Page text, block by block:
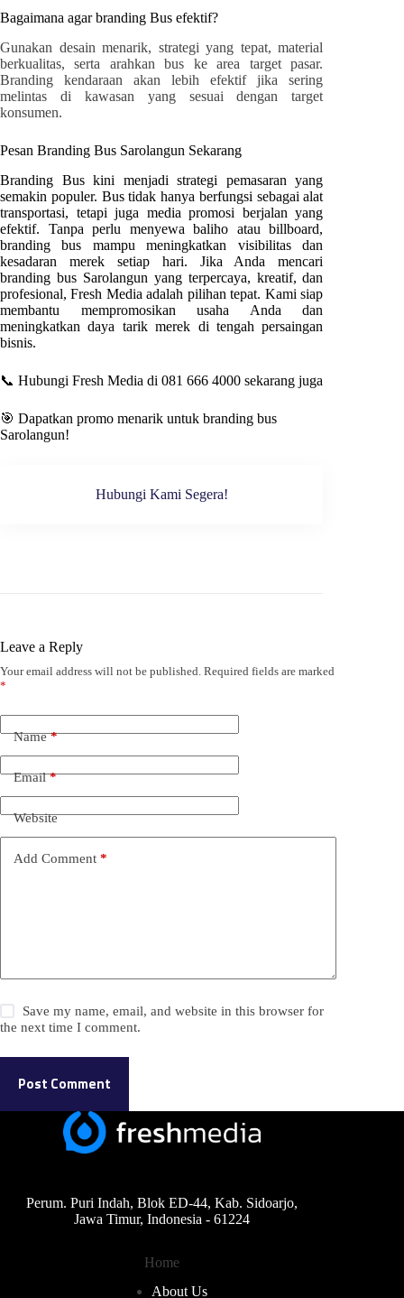
Bagaimana agar branding Bus efektif?
Gunakan desain menarik, strategi yang tepat, material
berkualitas, serta arahkan bus ke area target pasar.
Branding kendaraan akan lebih efektif jika sering
melintas di kawasan yang sesuai dengan target
konsumen.
Pesan Branding Bus Sarolangun Sekarang
Branding Bus kini menjadi strategi pemasaran yang
semakin populer. Bus tidak hanya berfungsi sebagai alat
transportasi, tetapi juga media promosi berjalan yang
efektif. Tanpa perlu menyewa baliho atau billboard,
branding bus mampu meningkatkan visibilitas dan
kesadaran merek setiap hari. Jika Anda mencari
branding bus Sarolangun yang terpercaya, kreatif, dan
profesional, Fresh Media adalah pilihan tepat. Kami siap
membantu mempromosikan usaha Anda dan
meningkatkan daya tarik merek di tengah persaingan
bisnis.
📞 Hubungi Fresh Media di 081 666 4000 sekarang juga
🎯 Dapatkan promo menarik untuk branding bus
Sarolangun!
Hubungi Kami Segera!
Leave a Reply
Your email address will not be published. Required fields are marked
*
Name*
Email*
Website
Add Comment *
Save my name, email, and website in this browser for
the next time I comment.
Post Comment
Perum. Puri Indah, Blok ED-44, Kab. Sidoarjo,
Jawa Timur, Indonesia - 61224
Home
About Us